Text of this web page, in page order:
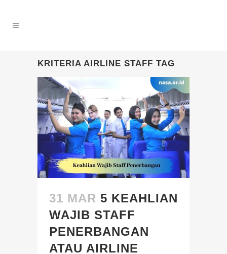
KRITERIA AIRLINE STAFF TAG
31 MAR 5 KEAHLIAN
WAJIB STAFF
PENERBANGAN
ATAU AIRLINE